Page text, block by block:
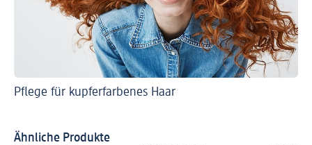
Pflege für kupferfarbenes Haar
Ähnliche Produkte